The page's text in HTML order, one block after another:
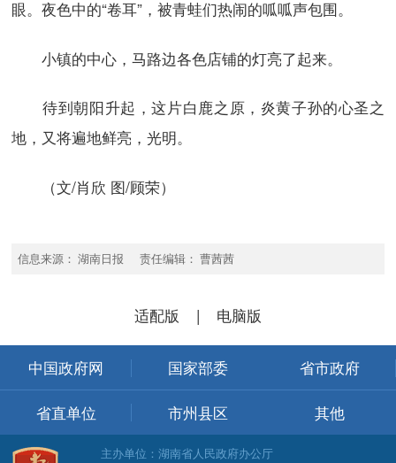
眼。夜色中的“卷耳”，被青蛙们热闹的呱呱声包围。
小镇的中心，马路边各色店铺的灯亮了起来。
待到朝阳升起，这片白鹿之原，炎黄子孙的心圣之
地，又将遍地鲜亮，光明。
（文/肖欣 图/顾荣）
信息来源： 湖南日报 责任编辑： 曹茜茜
适配版 | 电脑版
中国政府网 国家部委 省市政府
省直单位 市州县区 其他
主办单位：湖南省人民政府办公厅